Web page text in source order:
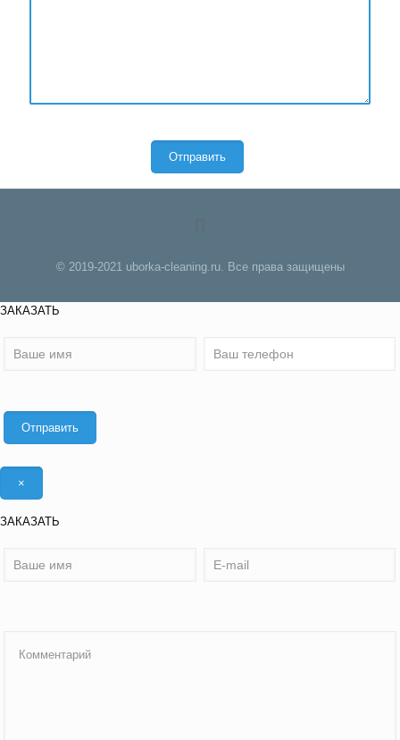
© 2019-2021 uborka-cleaning.ru. Все права защищены
ЗАКАЗАТЬ
×
ЗАКАЗАТЬ